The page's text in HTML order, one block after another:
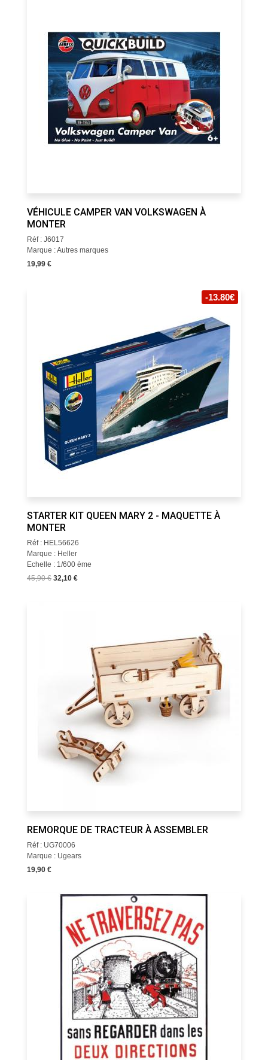
VÉHICULE CAMPER VAN VOLKSWAGEN À
MONTER
Réf : J6017
Marque : Autres marques
19,99 €
-13.80€
STARTER KIT QUEEN MARY 2 - MAQUETTE À
MONTER
Réf : HEL56626
Marque : Heller
Echelle : 1/600 ème
45,90 €32,10 €
REMORQUE DE TRACTEUR À ASSEMBLER
Réf : UG70006
Marque : Ugears
19,90 €